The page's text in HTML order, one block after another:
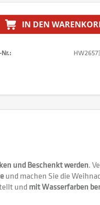
IN DEN
und Beschenkt werden.
und machen Sie die
und mit Wasserfarben